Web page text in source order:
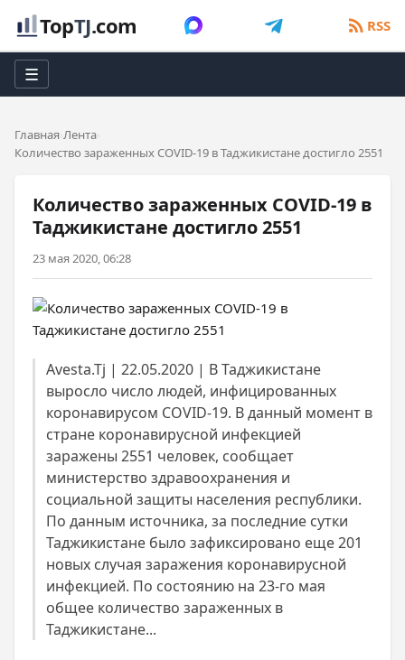
TopTJ.com RSS
☰
Главная Лента
Количество зараженных COVID-19 в Таджикистане достигло 2551
Количество зараженных COVID-19 в
Таджикистане достигло 2551
23 мая 2020, 06:28
Avesta.Tj | 22.05.2020 | В Таджикистане
выросло число людей, инфицированных
коронавирусом COVID-19. В данный момент в
стране коронавирусной инфекцией
заражены 2551 человек, сообщает
министерство здравоохранения и
социальной защиты населения республики.
По данным источника, за последние сутки
Таджикистане было зафиксировано еще 201
новых случая заражения коронавирусной
инфекцией. По состоянию на 23-го мая
общее количество зараженных в
Таджикистане...